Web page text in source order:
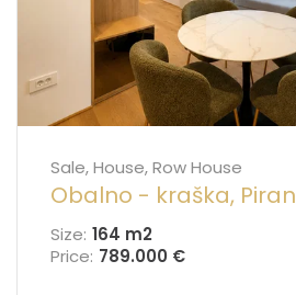
Sale, House, Row House
Obalno - kraška, Piran
Size: 164 m2
Price: 789.000 €